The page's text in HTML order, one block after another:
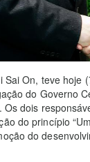
Sai On, teve
do Governo
dois
do princípio
do